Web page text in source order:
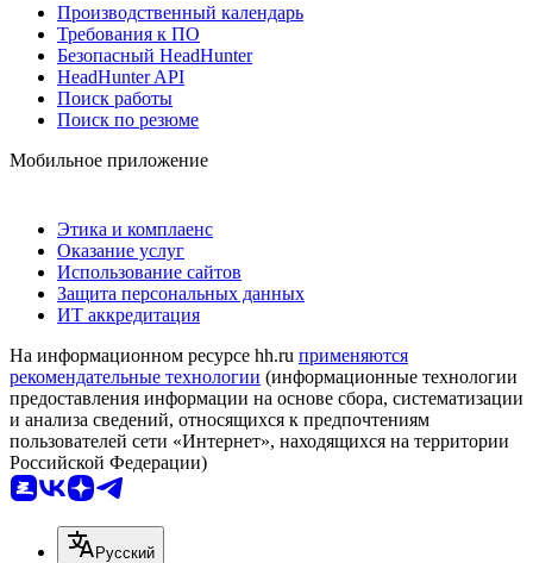
Производственный календарь
Требования к ПО
Безопасный HeadHunter
HeadHunter API
Поиск работы
Поиск по резюме
Мобильное приложение
Этика и комплаенс
Оказание услуг
Использование сайтов
Защита персональных данных
ИТ аккредитация
На информационном ресурсе hh.ru применяются
рекомендательные технологии (информационные технологии
предоставления информации на основе сбора, систематизации
и анализа сведений, относящихся к предпочтениям
пользователей сети «Интернет», находящихся на территории
Российской Федерации)
Русский